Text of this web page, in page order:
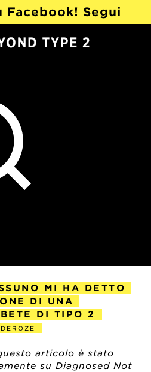
Facebook! Segui
2 in italiano ›
MI HA DETTO
DI UNA
DI TIPO 2
articolo è stato
su Diagnosed Not